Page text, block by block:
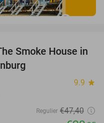
37%
Smoke House in
9.9 star
Regulier €47,40